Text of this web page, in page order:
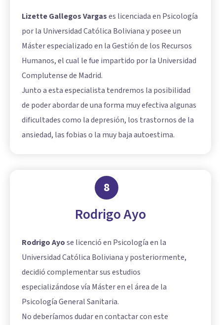
Lizette Gallegos Vargases licenciada en Psicología
por la Universidad Católica Boliviana y posee un
Máster especializado en la Gestión de los Recursos
Humanos, el cual le fue impartido por la Universidad
Complutense de Madrid.
Junto a esta especialista tendremos la posibilidad
de poder abordar de una forma muy efectiva algunas
dificultades como la depresión, los trastornos de la
ansiedad, las fobias o la muy baja autoestima.
8
Rodrigo Ayo
Rodrigo Ayose licenció en Psicología en la
Universidad Católica Boliviana y posteriormente,
decidió complementar sus estudios
especializándose vía Máster en el área de la
Psicología General Sanitaria.
No deberíamos dudar en contactar con este